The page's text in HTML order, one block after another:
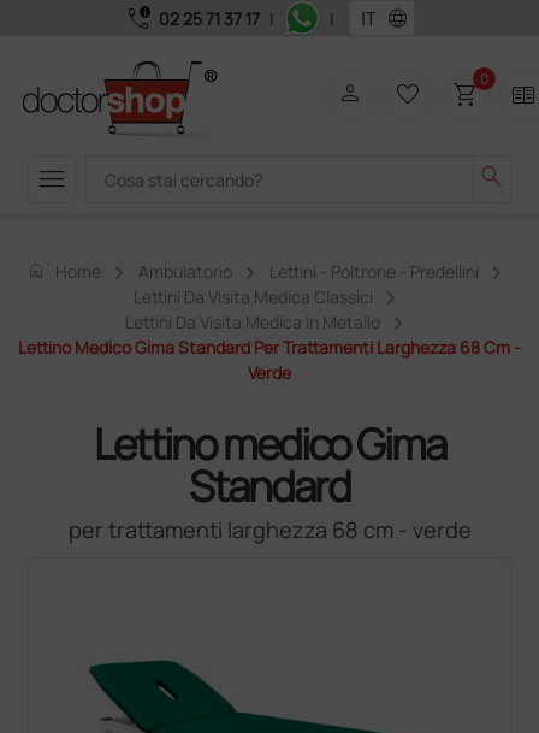
call_quality 02 25 71 37 17 | | language
menu search
person favorite_border shopping_cart0 two_pager
home Home Ambulatorio
Lettini - Poltrone - Predellini
Lettini Da Visita Medica Classici
Lettini Da Visita Medica In Metallo
Lettino Medico Gima Standard Per Trattamenti Larghezza 68 Cm -
Verde
Lettino medico Gima
Standard
per trattamenti larghezza 68 cm - verde